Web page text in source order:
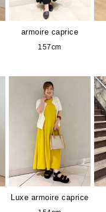
armoire caprice
157cm
Luxe armoire caprice